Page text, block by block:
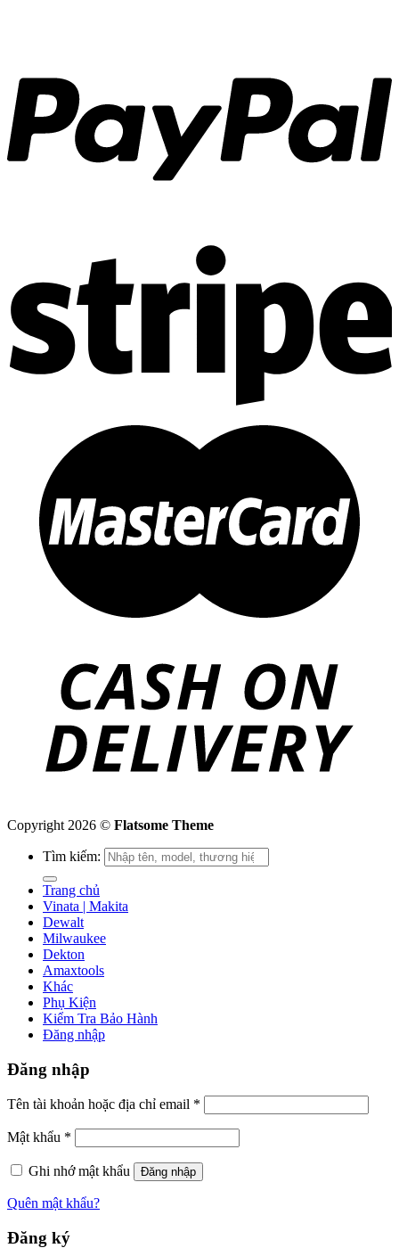
Copyright 2026 © Flatsome Theme
Tìm kiếm:
Trang chủ
Vinata | Makita
Dewalt
Milwaukee
Dekton
Amaxtools
Khác
Phụ Kiện
Kiểm Tra Bảo Hành
Đăng nhập
Đăng nhập
Tên tài khoản hoặc địa chỉ email *
Mật khẩu *
Ghi nhớ mật khẩu Đăng nhập
Quên mật khẩu?
Đăng ký